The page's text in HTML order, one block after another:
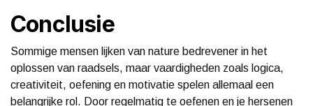
Conclusie
Sommige mensen lijken van nature bedrevener in het
oplossen van raadsels, maar vaardigheden zoals logica,
creativiteit, oefening en motivatie spelen allemaal een
belangrijke rol. Door regelmatig te oefenen en je hersenen